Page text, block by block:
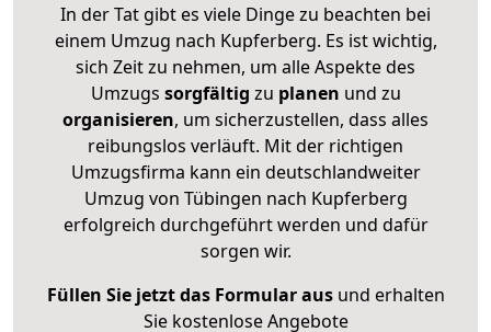
In der Tat gibt es viele Dinge zu beachten bei
einem Umzug nach Kupferberg. Es ist wichtig,
sich Zeit zu nehmen, um alle Aspekte des
Umzugs sorgfältig zu planen und zu
organisieren, um sicherzustellen, dass alles
reibungslos verläuft. Mit der richtigen
Umzugsfirma kann ein deutschlandweiter
Umzug von Tübingen nach Kupferberg
erfolgreich durchgeführt werden und dafür
sorgen wir.
Füllen Sie jetzt das Formular ausund erhalten
Sie kostenlose Angebote